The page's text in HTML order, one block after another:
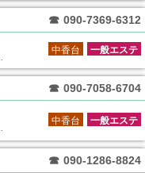
☎ 090-7369-6312
一般エステ
中香台
☎ 090-7058-6704
一般エステ
中香台
☎ 090-1286-8824